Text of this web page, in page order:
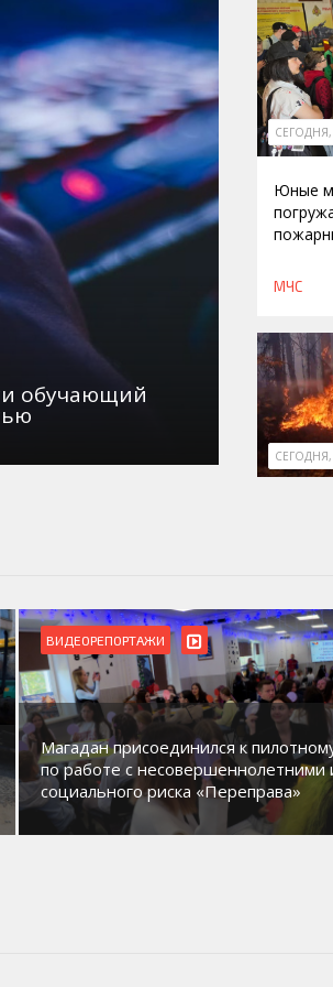
обучающий
СЕГОДНЯ,
Юные
МЧС
СЕГОДНЯ,
ВИДЕОРЕПОРТАЖИ
Магадан присоединился к
по работе с несовершеннолетними
социального риска «Переправа»